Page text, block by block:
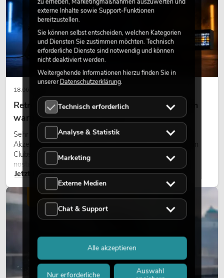
18.06.2026
Retro-Licht im modernen Lichtdesign: Warum
warmes Licht wieder wirkt
Sehr warmes Licht, sichtbare Leuchtflächen und farbige
Akzente prägen viele aktuelle Lichtdesigns auf Bühnen, in
Clubs und bei Events. Retro-Licht ist dabei kein rein
nostalgischer Effekt, sondern ein bewusst eingesetztes
Gestaltungsmittel: Es schafft Atmosphäre, gibt Szenen
Charakter und kann technische LED-Setups emotionaler
wirken lassen.
Jetzt lesen
LICHT
externe Inhalte sowie Support-Funktionen
bereitzustellen.
Sie können selbst entscheiden, welchen Kategorien
und Diensten Sie zustimmen möchten. Technisch
erforderliche Dienste sind notwendig und können
nicht deaktiviert werden.
Weitergehende Informationen hierzu finden Sie in
unsererDatenschutzerklärung.
Technisch erforderlich
Analyse & Statistik
Marketing
Externe Medien
Chat & Support
Nur erforderliche
Auswahl
Alle akzeptieren